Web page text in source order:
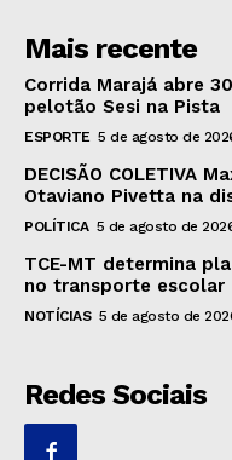
Mais recente
Corrida Marajá abre
pelotão Sesi na Pista
ESPORTE 5 de agosto de
DECISÃO COLETIVA
Otaviano Pivetta na
POLÍTICA 5 de agosto de
TCE-MT determina
no transporte escolar
NOTÍCIAS 5 de agosto de
Redes Sociais